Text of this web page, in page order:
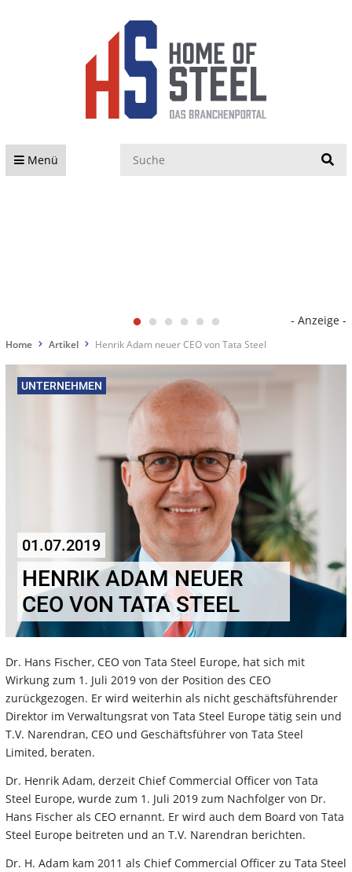
Menü
- Anzeige -
Home Artikel Henrik Adam neuer CEO von Tata Steel
UNTERNEHMEN
01.07.2019
HENRIK ADAM NEUER
CEO VON TATA STEEL
Dr. Hans Fischer, CEO von Tata Steel Europe, hat sich mit
Wirkung zum 1. Juli 2019 von der Position des CEO
zurückgezogen. Er wird weiterhin als nicht geschäftsführender
Direktor im Verwaltungsrat von Tata Steel Europe tätig sein und
T.V. Narendran, CEO und Geschäftsführer von Tata Steel
Limited, beraten.
Dr. Henrik Adam, derzeit Chief Commercial Officer von Tata
Steel Europe, wurde zum 1. Juli 2019 zum Nachfolger von Dr.
Hans Fischer als CEO ernannt. Er wird auch dem Board von Tata
Steel Europe beitreten und an T.V. Narendran berichten.
Dr. H. Adam kam 2011 als Chief Commercial Officer zu Tata Steel